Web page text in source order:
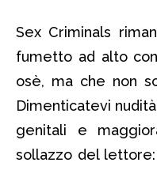
Sex Criminals
fumetto ad alto
osè, ma che non
Dimenticatevi
genitali e
sollazzo del lettore: